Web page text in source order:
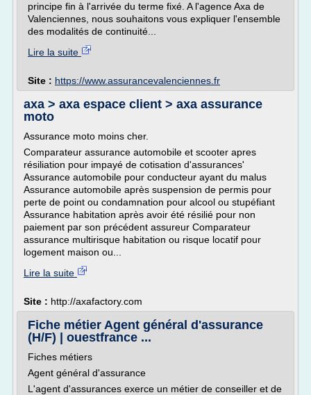
principe fin à l'arrivée du terme fixé. A l'agence Axa de
Valenciennes, nous souhaitons vous expliquer l'ensemble
des modalités de continuité...
Lire la suite
Site : https://www.assurancevalenciennes.fr
axa > axa espace client > axa assurance
moto
Assurance moto moins cher.
Comparateur assurance automobile et scooter apres
résiliation pour impayé de cotisation d'assurances'
Assurance automobile pour conducteur ayant du malus
Assurance automobile après suspension de permis pour
perte de point ou condamnation pour alcool ou stupéfiant
Assurance habitation après avoir été résilié pour non
paiement par son précédent assureur Comparateur
assurance multirisque habitation ou risque locatif pour
logement maison ou...
Lire la suite
Site : http://axafactory.com
Fiche métier Agent général d'assurance
(H/F) | ouestfrance ...
Fiches métiers
Agent général d'assurance
L'agent d'assurances exerce un métier de conseiller et de